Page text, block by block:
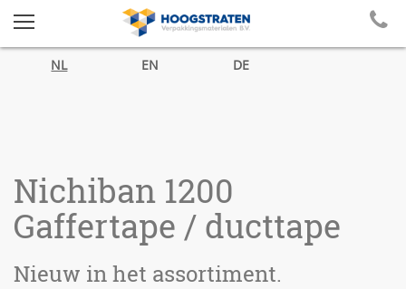
NL EN DE
Nichiban 1200
Gaffertape / ducttape
Nieuw in het assortiment.